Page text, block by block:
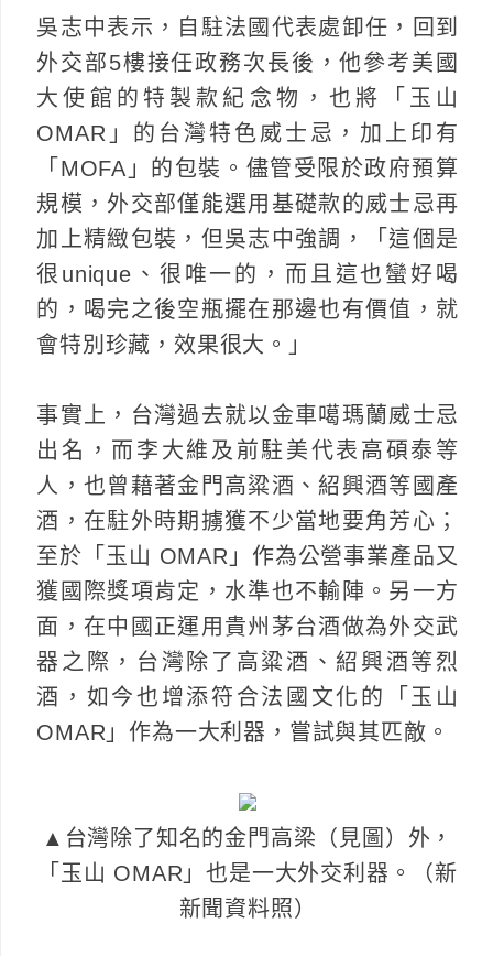
吳志中表示，自駐法國代表處卸任，回到
外交部5樓接任政務次長後，他參考美國
大使館的特製款紀念物，也將「玉山
OMAR」的台灣特色威士忌，加上印有
「MOFA」的包裝。儘管受限於政府預算
規模，外交部僅能選用基礎款的威士忌再
加上精緻包裝，但吳志中強調，「這個是
很unique、很唯一的，而且這也蠻好喝
的，喝完之後空瓶擺在那邊也有價值，就
會特別珍藏，效果很大。」
事實上，台灣過去就以金車噶瑪蘭威士忌
出名，而李大維及前駐美代表高碩泰等
人，也曾藉著金門高粱酒、紹興酒等國產
酒，在駐外時期擄獲不少當地要角芳心；
至於「玉山 OMAR」作為公營事業產品又
獲國際獎項肯定，水準也不輸陣。另一方
面，在中國正運用貴州茅台酒做為外交武
器之際，台灣除了高粱酒、紹興酒等烈
酒，如今也增添符合法國文化的「玉山
OMAR」作為一大利器，嘗試與其匹敵。
▲台灣除了知名的金門高梁（見圖）外，
「玉山 OMAR」也是一大外交利器。（新
新聞資料照）